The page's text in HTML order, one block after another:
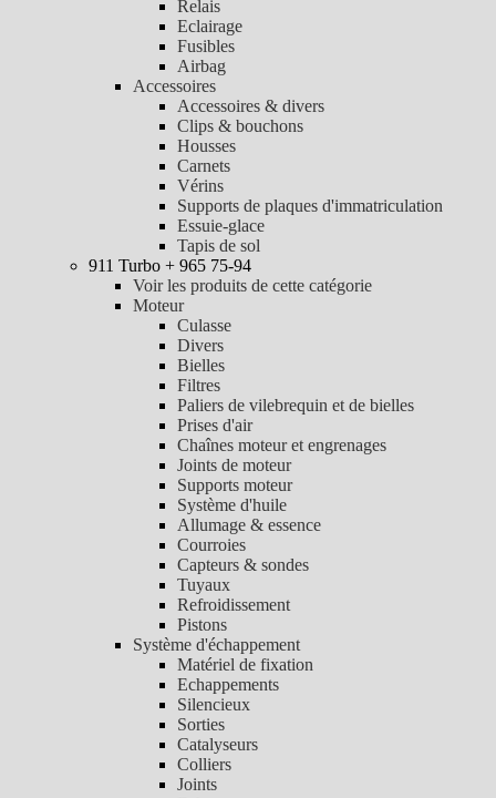
Relais
Eclairage
Fusibles
Airbag
Accessoires
Accessoires & divers
Clips & bouchons
Housses
Carnets
Vérins
Supports de plaques d'immatriculation
Essuie-glace
Tapis de sol
911 Turbo + 965 75-94
Voir les produits de cette catégorie
Moteur
Culasse
Divers
Bielles
Filtres
Paliers de vilebrequin et de bielles
Prises d'air
Chaînes moteur et engrenages
Joints de moteur
Supports moteur
Système d'huile
Allumage & essence
Courroies
Capteurs & sondes
Tuyaux
Refroidissement
Pistons
Système d'échappement
Matériel de fixation
Echappements
Silencieux
Sorties
Catalyseurs
Colliers
Joints